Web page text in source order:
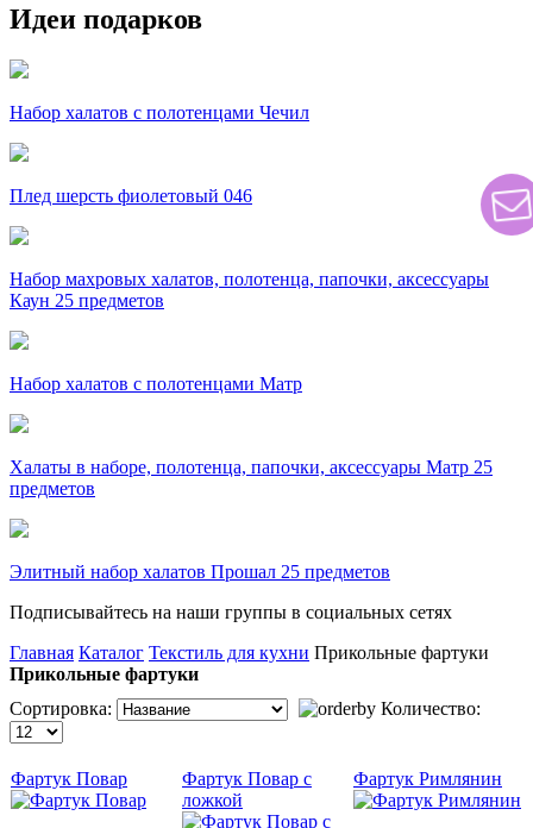
Идеи подарков
Набор халатов с полотенцами Чечил
Плед шерсть фиолетовый 046
Набор махровых халатов, полотенца, папочки, аксессуары
Каун 25 предметов
Набор халатов с полотенцами Матр
Халаты в наборе, полотенца, папочки, аксессуары Матр 25
предметов
Элитный набор халатов Прошал 25 предметов
Подписывайтесь на наши группы в социальных сетях
Главная Каталог Текстиль для кухни Прикольные фартуки
Прикольные фартуки
Сортировка:
Количество:
Фартук Повар
Фартук Повар с
ложкой
Фартук Римлянин